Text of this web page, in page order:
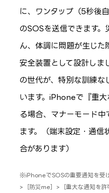
に、ワンタップ（5秒後
のSOSを送信できます。
ん、体調に問題が生じた
安全装置として設計しま
の世代が、特別な訓練な
います。iPhoneで『重
る場合、マナーモード
ます。（端末設定・通信
合があります）
※iPhoneでSOSの重要通知を受
>［防災me］>［重大な通知を許